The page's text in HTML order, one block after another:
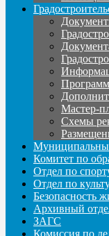
Мастер-
Схемы
Комитет по
Отдел по
Отдел по
Безопасность
Архивный
ЗАГС
Комиссия по